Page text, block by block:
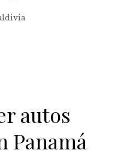
autos
Panamá